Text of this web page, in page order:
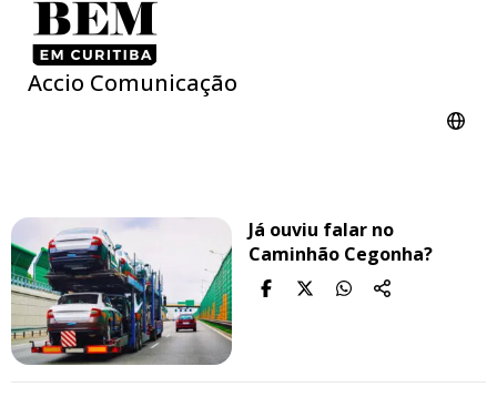
Accio Comunicação
Já ouviu falar no
Caminhão Cegonha?